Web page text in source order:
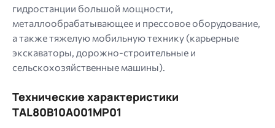
гидростанции большой мощности,
металлообрабатывающее и прессовое оборудование,
а также тяжелую мобильную технику (карьерные
экскаваторы, дорожно-строительные и
сельскохозяйственные машины).
Технические характеристики
TAL80B10A001MP01